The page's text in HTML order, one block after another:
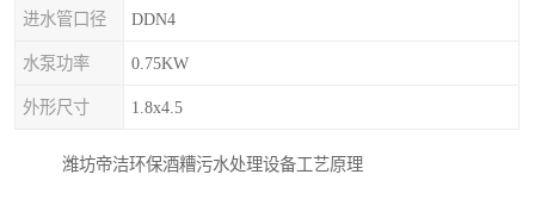
进水管口径 DDN4
水泵功率 0.75KW
外形尺寸 1.8x4.5
潍坊帝洁环保酒糟污水处理设备工艺原理
复合二氧化氯发生器污水
处理设备
屠宰场一体化污水处理设
地埋式一体化污水处理设 加药装置污水设备